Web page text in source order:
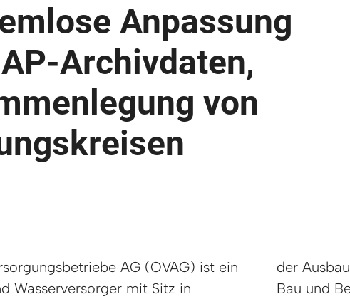
Anpassung
Archivdaten,
von
AG (OVAG) ist ein
Wasserversorger mit Sitz in
Energien. Dazu zählen der
und Photovoltaikanlagen